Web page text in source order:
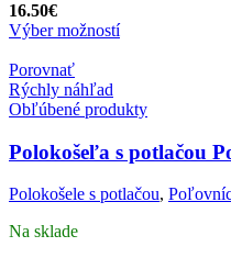
16.50€
Výber možností
Porovnať
Rýchly náhľad
Obľúbené produkty
Polokošeľa s potlačou
Polokošele s potlačou,
Na sklade